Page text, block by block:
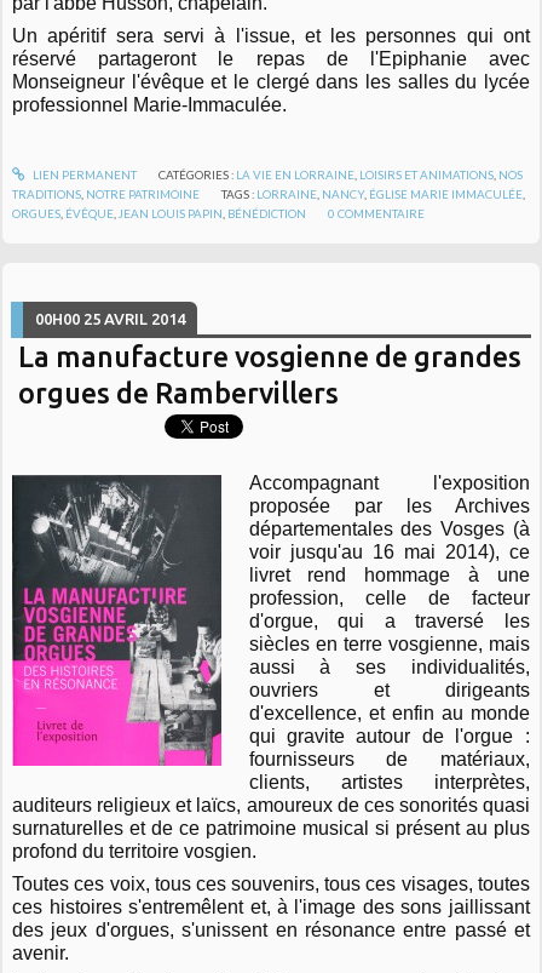
Un apéritif sera servi à l'issue, et les personnes qui ont
réservé partageront le repas de l'Epiphanie avec
Monseigneur l'évêque et le clergé dans les salles du lycée
professionnel Marie-Immaculée.
LIEN PERMANENT CATÉGORIES : LA VIE EN LORRAINE, LOISIRS ET ANIMATIONS, NOS
TRADITIONS NOTRE PATRIMOINE TAGS : LORRAINE NANCY, ÉGLISE MARIE IMMACULÉE
ORGUES ÉVÊQUE JEAN LOUIS PAPIN BÉNÉDICTION 0 COMMENTAIRE
00H00 25 AVRIL 2014
La manufacture vosgienne de grandes
orgues de Rambervillers
Accompagnant l'exposition
proposée par les Archives
départementales des Vosges (à
voir jusqu'au 16 mai 2014), ce
livret rend hommage à une
profession, celle de facteur
d'orgue, qui a traversé les
siècles en terre vosgienne, mais
aussi à ses individualités,
ouvriers et dirigeants
d'excellence, et enfin au monde
qui gravite autour de l'orgue :
fournisseurs de matériaux,
clients, artistes interprètes,
auditeurs religieux et laïcs, amoureux de ces sonorités quasi
surnaturelles et de ce patrimoine musical si présent au plus
profond du territoire vosgien.
Toutes ces voix, tous ces souvenirs, tous ces visages, toutes
ces histoires s'entremêlent et, à l'image des sons jaillissant
des jeux d'orgues, s'unissent en résonance entre passé et
avenir.